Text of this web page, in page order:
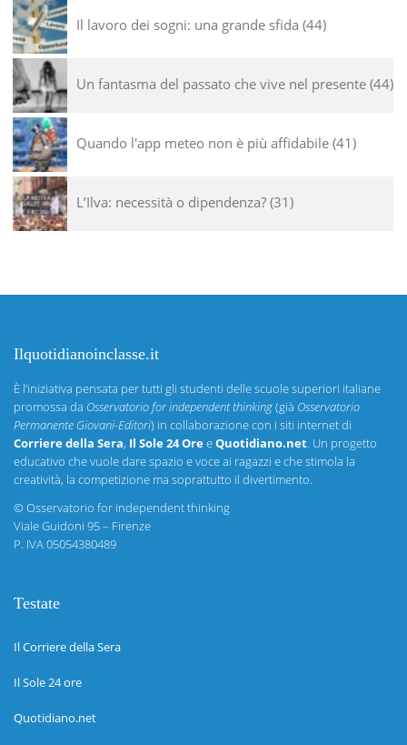
Il lavoro dei sogni: una grande sfida 44
Un fantasma del passato che vive nel presente 44
Quando l'app meteo non è più affidabile 41
L’Ilva: necessità o dipendenza? 31
Ilquotidianoinclasse.it
È l’iniziativa pensata per tutti gli studenti delle scuole superiori italiane
promossa da Osservatorio for independent thinking(già Osservatorio
Permanente Giovani-Editori) in collaborazione con i siti internet di
Corriere della Sera, Il Sole 24 OreeQuotidiano.net. Un progetto
educativo che vuole dare spazio e voce ai ragazzi e che stimola la
creatività, la competizione ma soprattutto il divertimento.
©Osservatorio for independent thinking
Viale Guidoni 95 – Firenze
P. IVA 05054380489
Testate
Il Corriere della Sera
Il Sole 24 ore
Quotidiano.net